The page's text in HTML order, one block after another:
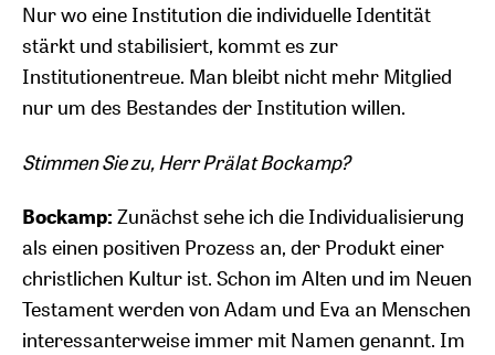
Nur wo eine Institution die individuelle Identität
stärkt und stabilisiert, kommt es zur
Institutionentreue. Man bleibt nicht mehr Mitglied
nur um des Bestandes der Institution willen.
Stimmen Sie zu, Herr Prälat Bockamp?
Bockamp: Zunächst sehe ich die Individualisierung
als einen positiven Prozess an, der Produkt einer
christlichen Kultur ist. Schon im Alten und im Neuen
Testament werden von Adam und Eva an Menschen
interessanterweise immer mit Namen genannt. Im